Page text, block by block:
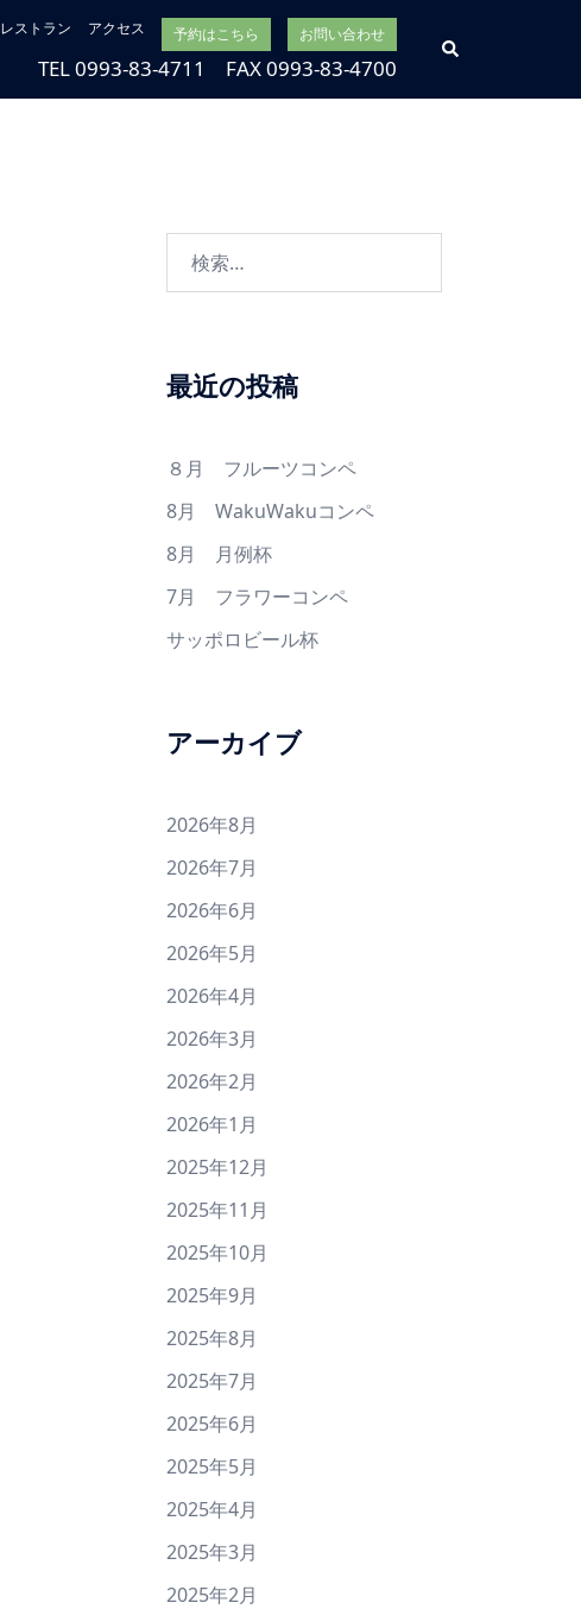
レストラン アクセス 予約はこちら お問い合わせ
TEL 0993-83-4711 FAX 0993-83-4700
検
索
最近の投稿
８月 フルーツコンペ
8月 WakuWakuコンペ
8月 月例杯
7月 フラワーコンペ
サッポロビール杯
アーカイブ
2026年8月
2026年7月
2026年6月
2026年5月
2026年4月
2026年3月
2026年2月
2026年1月
2025年12月
2025年11月
2025年10月
2025年9月
2025年8月
2025年7月
2025年6月
2025年5月
2025年4月
2025年3月
2025年2月